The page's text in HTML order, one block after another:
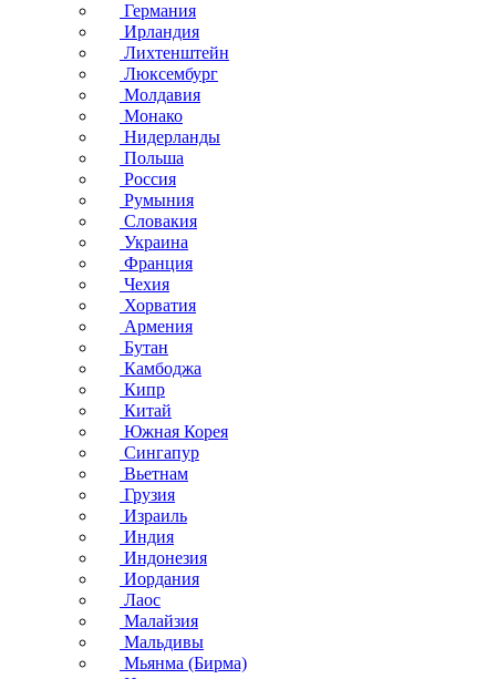
Германия
Ирландия
Лихтенштейн
Люксембург
Молдавия
Монако
Нидерланды
Польша
Россия
Румыния
Словакия
Украина
Франция
Чехия
Хорватия
Армения
Бутан
Камбоджа
Кипр
Китай
Южная Корея
Сингапур
Вьетнам
Грузия
Израиль
Индия
Индонезия
Иордания
Лаос
Малайзия
Мальдивы
Мьянма (Бирма)